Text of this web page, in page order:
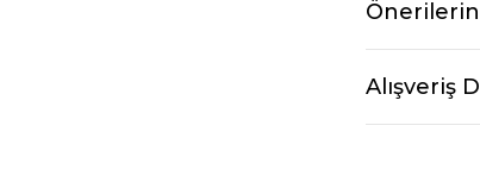
Alışveriş